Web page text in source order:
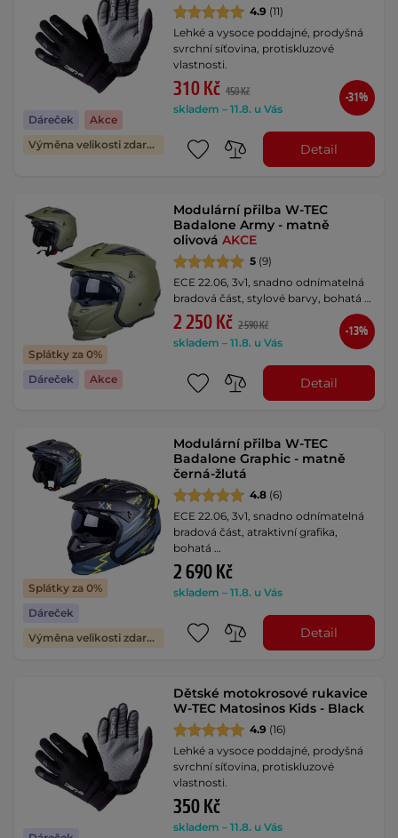
Dáreček
Akce
Výměna velikosti zdarma
4.9 (11)
Lehké a vysoce poddajné, prodyšná
svrchní síťovina, protiskluzové
vlastnosti.
310 Kč 450 Kč
skladem – 11.8. u Vás
-31%
Detail
Splátky za 0%
Dáreček
Akce
Modulární přilba W-TEC
Badalone Army - matně
olivováAKCE
5 (9)
ECE 22.06, 3v1, snadno odnímatelná
bradová část, stylové barvy, bohatá …
2 250 Kč 2 590 Kč
skladem – 11.8. u Vás
-13%
Detail
Splátky za 0%
Dáreček
Výměna velikosti zdarma
Modulární přilba W-TEC
Badalone Graphic - matně
černá-žlutá
4.8 (6)
ECE 22.06, 3v1, snadno odnímatelná
bradová část, atraktivní grafika,
bohatá …
2 690 Kč
skladem – 11.8. u Vás
Detail
Dětské motokrosové rukavice
W-TEC Matosinos Kids - Black
4.9 (16)
Lehké a vysoce poddajné, prodyšná
svrchní síťovina, protiskluzové
vlastnosti.
350 Kč
skladem – 11.8. u Vás